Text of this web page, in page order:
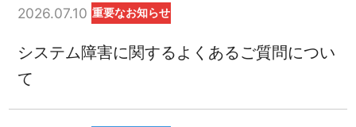
2026.07.10 重要なお知らせ
システム障害に関するよくあるご質問につい
て